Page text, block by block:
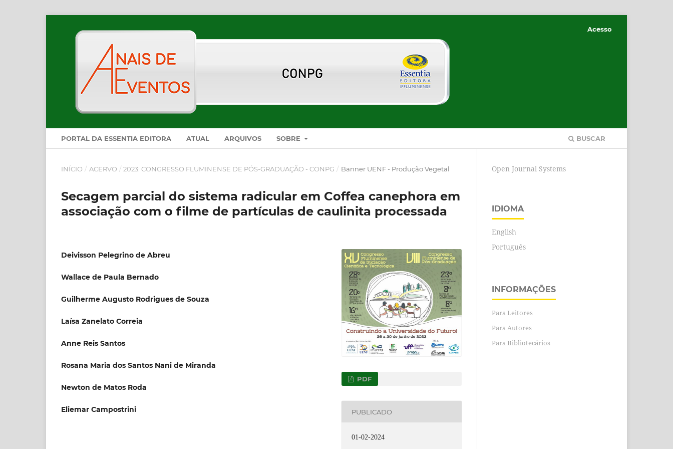
PORTAL DA ESSENTIA EDITORA ATUAL ARQUIVOS SOBRE BUSCAR
Acesso
INÍCIO / ACERVO / 2023: CONGRESSO FLUMINENSE DE PÓS-GRADUAÇÃO - CONPG / Banner UENF - Produção Vegetal
Secagem parcial do sistema radicular em Coffea canephora em
associação com o filme de partículas de caulinita processada
Deivisson Pelegrino de Abreu
Wallace de Paula Bernado
Guilherme Augusto Rodrigues de Souza
Laísa Zanelato Correia
Anne Reis Santos
Rosana Maria dos Santos Nani de Miranda
Newton de Matos Roda
Eliemar Campostrini
PDF
PUBLICADO
01-02-2024
Open Journal Systems
IDIOMA
English
Português
INFORMAÇÕES
Para Leitores
Para Autores
Para Bibliotecários